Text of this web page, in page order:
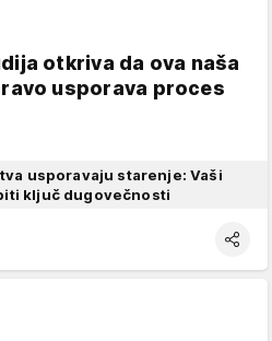
otkriva da ova naša
usporava proces
usporavaju starenje: Vaši
ključ dugovečnosti